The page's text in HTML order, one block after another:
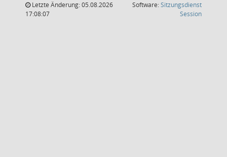
Letzte Änderung: 05.08.2026
17:08:07
Software:Sitzungsdienst
Session(Wird in